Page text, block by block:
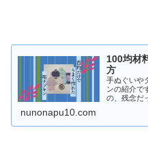
100均材
方
手ぬぐいや
ンの紹介で
の、残念だ
nunonapu10.com